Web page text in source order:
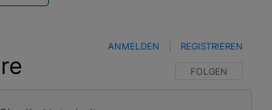
FOLGE DIESER
FOLGEN
ANMELDEN REGISTRIEREN